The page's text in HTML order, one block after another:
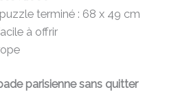
terminé : 68 x 49 cm
à offrir
parisienne sans quitter